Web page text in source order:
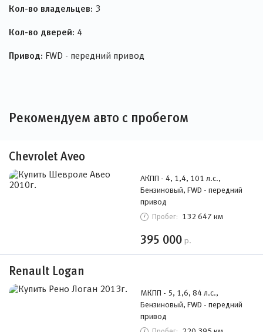
Кол-во владельцев: 3
Кол-во дверей: 4
Привод: FWD - передний привод
Рекомендуем авто с пробегом
Chevrolet Aveo
АКПП - 4, 1,4, 101 л.с.,
Бензиновый, FWD - передний
привод
Пробег: 132 647 км
395 000 р.
Renault Logan
МКПП - 5, 1,6, 84 л.с.,
Бензиновый, FWD - передний
привод